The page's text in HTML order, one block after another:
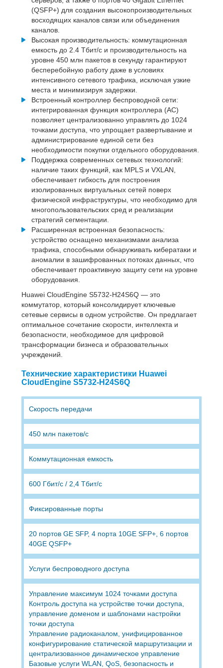
(QSFP+) для создания высокопроизводительных
восходящих каналов связи или объединения
каналов.
Высокая производительность: коммутационная
емкость до 2.4 Тбит/с и производительность на
уровне 450 млн пакетов в секунду гарантируют
бесперебойную работу даже в условиях
интенсивного сетевого трафика, исключая узкие
места и минимизируя задержки.
Встроенный контроллер беспроводной сети:
интегрированная функция контроллера (AC)
позволяет централизованно управлять до 1024
точками доступа, что упрощает развертывание и
администрирование единой сети без
необходимости покупки отдельного оборудования.
Поддержка современных сетевых технологий:
наличие таких функций, как MPLS и VXLAN,
обеспечивает гибкость для построения
изолированных виртуальных сетей поверх
физической инфраструктуры, что необходимо для
многопользовательских сред и реализации
стратегий сегментации.
Расширенная встроенная безопасность:
устройство оснащено механизмами анализа
трафика, способными обнаруживать кибератаки и
аномалии в зашифрованных потоках данных, что
обеспечивает проактивную защиту сети на уровне
оборудования.
Huawei CloudEngine S5732-H24S6Q — это
коммутатор, который консолидирует ключевые
сетевые сервисы в одном устройстве. Он предлагает
оптимальное сочетание скорости, интеллекта и
безопасности, необходимое для цифровой
трансформации бизнеса и образовательных
учреждений.
Технические характеристики Huawei
CloudEngine S5732-H24S6Q
Скорость передачи
450 млн пакетов/с
Коммутационная емкость
600 Гбит/с / 2,4 Тбит/с
Фиксированные порты
20 портов GE SFP, 4 порта 10GE SFP+, 6 портов
40GE QSFP+
Услуги беспроводного доступа
Управление максимум 1024 точками доступа
Контроль доступа на устройстве точки доступа,
управление доменом и шаблонами настройки
точки доступа
Управление радиоканалом, унифицированное
конфигурирование статической маршрутизации и
централизованное динамическое управление
Базовые услуги WLAN, QoS, безопасность и